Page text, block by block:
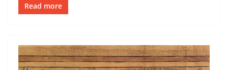
Read more